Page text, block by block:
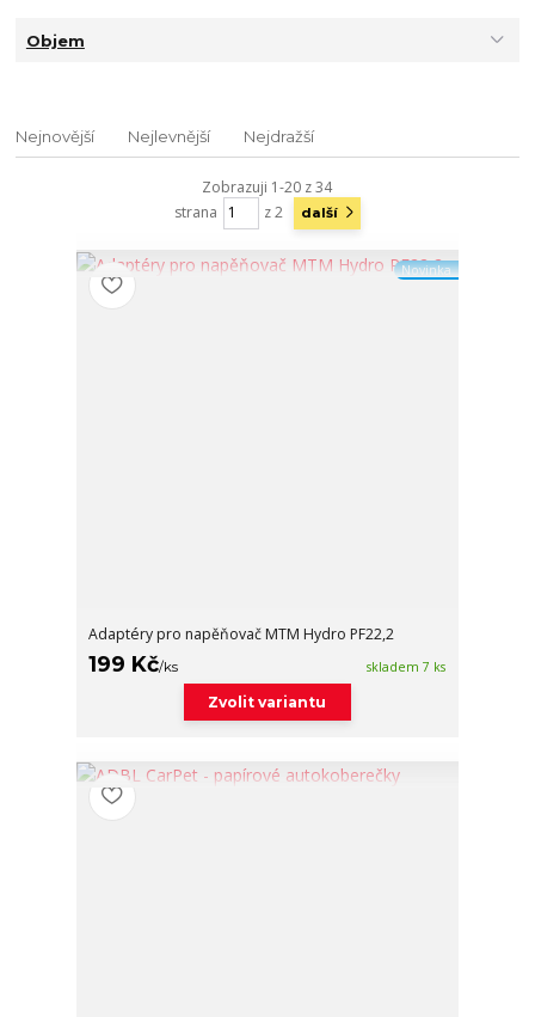
Objem
Nejnovější Nejlevnější Nejdražší
Zobrazuji 1-20 z 34
strana
z 2 další
Novinka
Adaptéry pro napěňovač MTM Hydro PF22,2
199 Kč/ks skladem 7 ks
Zvolit variantu